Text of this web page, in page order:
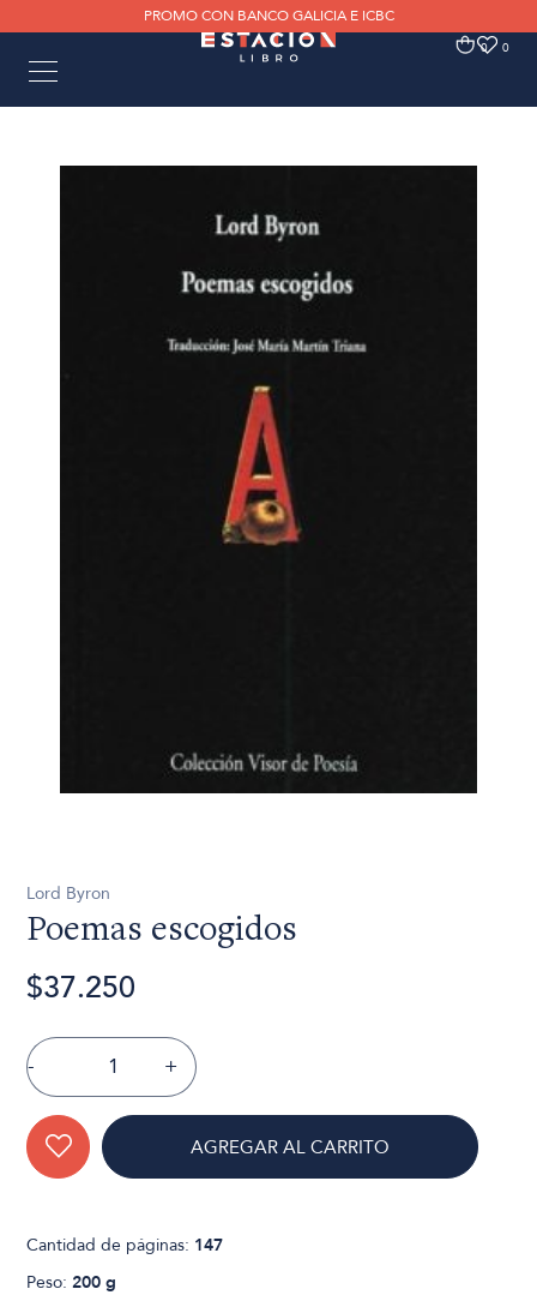
PROMO CON BANCO GALICIA E ICBC
0 0
Lord Byron
Poemas escogidos
$37.250
- +
AGREGAR AL CARRITO
Cantidad de páginas: 147
Peso:200 g